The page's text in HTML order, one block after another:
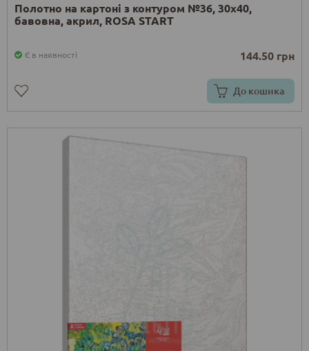
Полотно на картоні з контуром №36, 30х40,
бавовна, акрил, ROSA START
Є в наявності 144.50 грн
До кошика